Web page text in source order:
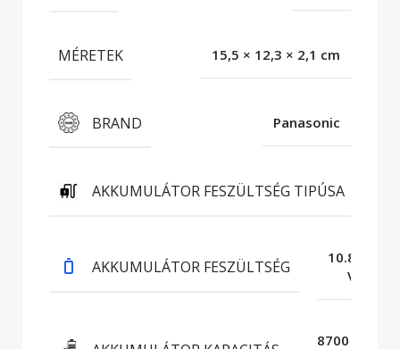
MÉRETEK 15,5 × 12,3 × 2,1 cm
BRAND Panasonic
AKKUMULÁTOR FESZÜLTSÉG TIPÚSA
AKKUMULÁTOR FESZÜLTSÉG
10.8
V
8700